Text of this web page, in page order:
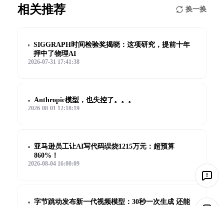
相关推荐 换一换
SIGGRAPH时间检验奖揭晓：这项研究，提前十年
押中了物理AI
2026-07-31 17:41:38
Anthropic模型，也失控了。。。
2026-08-01 12:18:19
亚马逊员工让AI写代码误烧1215万元：超预算
860%！
2026-08-04 16:00:09
字节跳动发布新一代视频模型：30秒一次生成 还能